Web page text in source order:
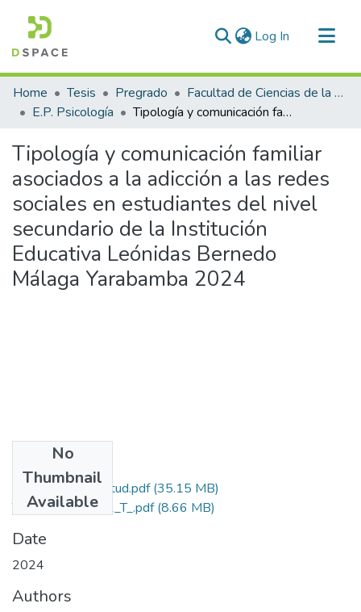
Log In (current)
Communities & Collections
All of DSpace
Home Tesis Pregrado
Facultad de Ciencias de la Salud
E.P. Psicología
Tipología y comunicación familiar asociados a la adicción a las redes sociales en estudiantes del nivel secundario de la Institución Educativa Leónidas Bernedo Málaga Yarabamba 2024
Tipología y comunicación familiar
asociados a la adicción a las redes
sociales en estudiantes del nivel
secundario de la Institución
Educativa Leónidas Bernedo
Málaga Yarabamba 2024
No
Thumbnail
Available
Grado de Similitud.pdf(35.15 MB)
T036_72743091_T_.pdf(8.66 MB)
Date
2024
Authors